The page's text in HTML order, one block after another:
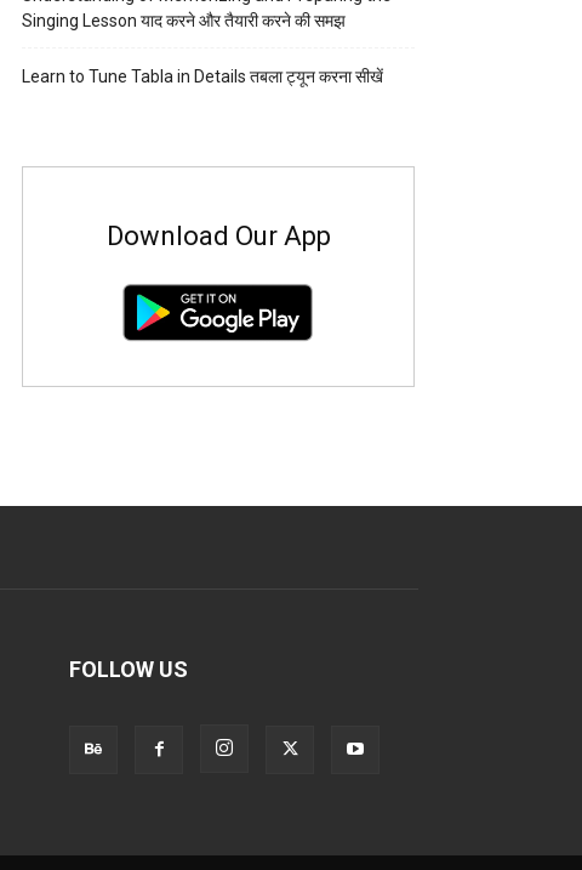
Singing Lesson याद करने और तैयारी करने की समझ
Learn to Tune Tabla in Details तबला ट्यून करना सीखें
Download Our App
FOLLOW US